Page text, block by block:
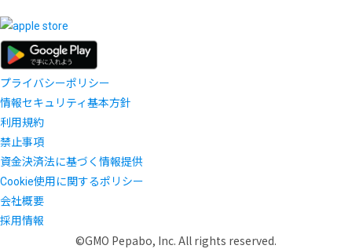
プライバシーポリシー
情報セキュリティ基本方針
利用規約
禁止事項
資金決済法に基づく情報提供
Cookie使用に関するポリシー
会社概要
採用情報
©GMO Pepabo, Inc. All rights reserved.